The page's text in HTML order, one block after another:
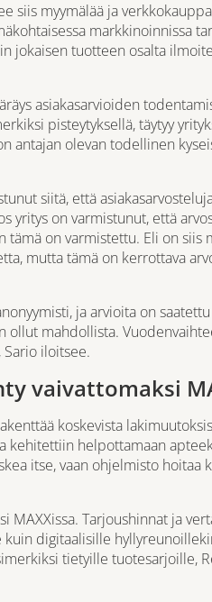
siis myymälää ja
markkinoinnissa
jokaisen tuotteen osalta
asiakasarvioiden
pisteytyksellä, täytyy
antajan olevan todellinen
siitä, että
yritys on varmistunut, että
tämä on varmistettu. Eli on siis
mutta tämä on kerrottava
ja arvioita on
ollut mahdollista.
iloitsee.
vaivattomaksi
koskevista
kehitettiin helpottamaan
itse, vaan ohjelmisto hoitaa
Tarjoushinnat ja
digitaalisille
tietyille tuotesarjoille,